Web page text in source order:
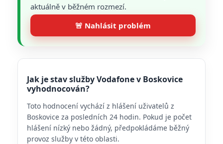
aktuálně v běžném rozmezí.
🚨 Nahlásit problém
Jak je stav služby Vodafone v Boskovice
vyhodnocován?
Toto hodnocení vychází z hlášení uživatelů z
Boskovice za posledních 24 hodin. Pokud je počet
hlášení nízký nebo žádný, předpokládáme běžný
provoz služby v této oblasti.